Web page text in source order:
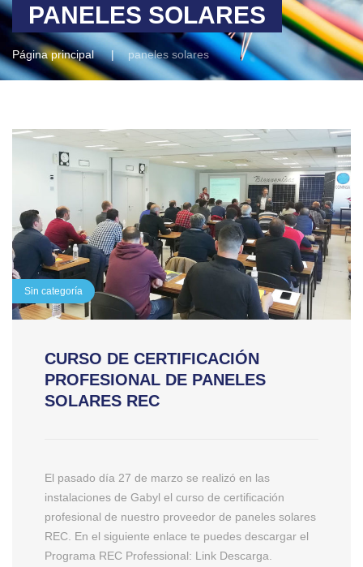
PANELES SOLARES
Página principal paneles solares
Sin categoría
CURSO DE CERTIFICACIÓN
PROFESIONAL DE PANELES
SOLARES REC
El pasado día 27 de marzo se realizó en las
instalaciones de Gabyl el curso de certificación
profesional de nuestro proveedor de paneles solares
REC. En el siguiente enlace te puedes descargar el
Programa REC Professional: Link Descarga.